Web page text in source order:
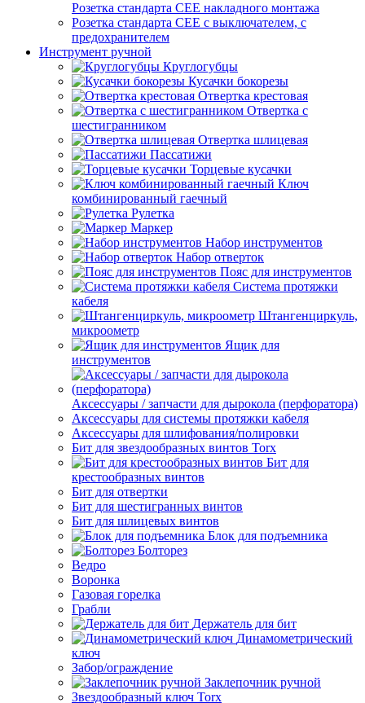
Розетка стандарта СЕЕ накладного монтажа
Розетка стандарта СЕЕ с выключателем, с
предохранителем
Инструмент ручной
Круглогубцы
Кусачки бокорезы
Отвертка крестовая
Отвертка с
шестигранником
Отвертка шлицевая
Пассатижи
Торцевые кусачки
Ключ
комбинированный гаечный
Рулетка
Маркер
Набор инструментов
Набор отверток
Пояс для инструментов
Система протяжки
кабеля
Штангенциркуль,
микроометр
Ящик для
инструментов
Аксессуары / запчасти для дырокола (перфоратора)
Аксессуары для системы протяжки кабеля
Аксессуары для шлифования/полировки
Бит для звездообразных винтов Torx
Бит для
крестообразных винтов
Бит для отвертки
Бит для шестигранных винтов
Бит для шлицевых винтов
Блок для подъемника
Болторез
Ведро
Воронка
Газовая горелка
Грабли
Держатель для бит
Динамометрический
ключ
Забор/ограждение
Заклепочник ручной
Звездообразный ключ Torx